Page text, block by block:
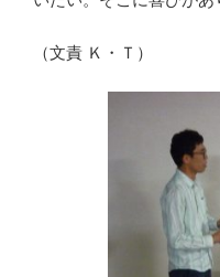
（文責 Ｋ・Ｔ）